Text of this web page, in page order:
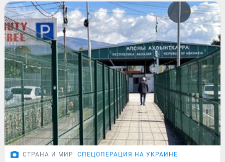
СТРАНА И МИР СПЕЦОПЕРАЦИЯ НА УКРАИНЕ